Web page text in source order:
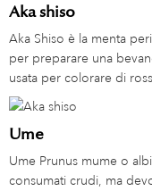
Aka shiso
Aka Shiso è la menta
per preparare una
usata per colorare di
Ume
Ume Prunus mume o
consumati crudi, ma